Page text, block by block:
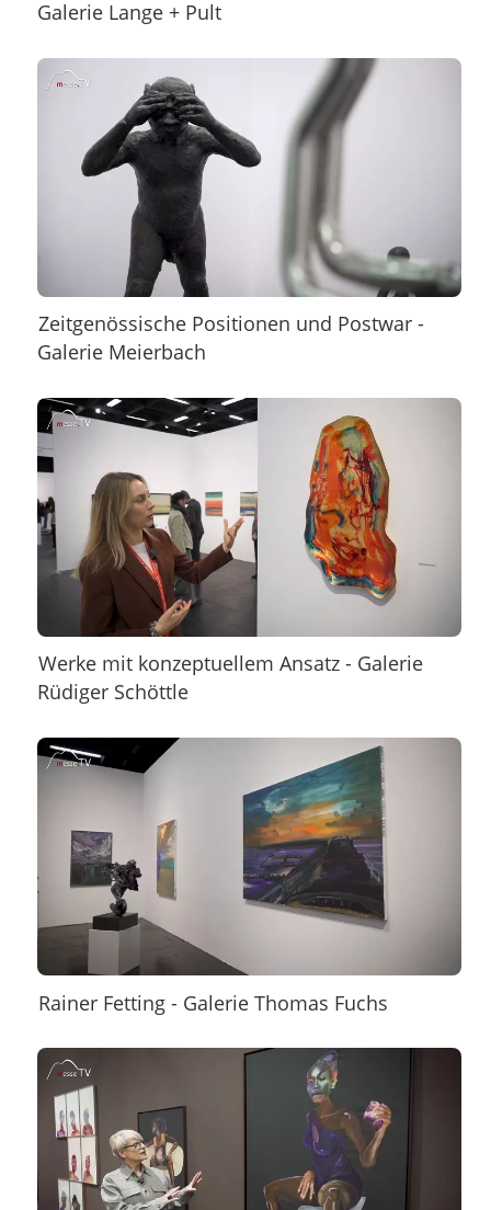
Galerie Lange + Pult
Zeitgenössische Positionen und Postwar -
Galerie Meierbach
Werke mit konzeptuellem Ansatz - Galerie
Rüdiger Schöttle
Rainer Fetting - Galerie Thomas Fuchs